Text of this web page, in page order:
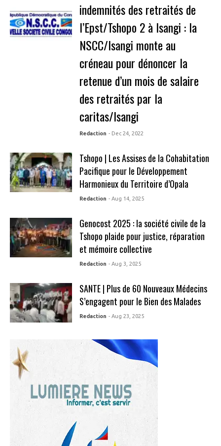
indemnités des retraités de
l’Epst/Tshopo 2 à Isangi : la
NSCC/Isangi monte au
créneau pour dénoncer la
retenue d’un mois de salaire
des retraités par la
caritas/Isangi
Redaction - Dec 24, 2022
Tshopo | Les Assises de la Cohabitation
Pacifique pour le Développement
Harmonieux du Territoire d’Opala
Redaction - Aug 14, 2025
Genocost 2025 : la société civile de la
Tshopo plaide pour justice, réparation
et mémoire collective
Redaction - Aug 3, 2025
SANTE | Plus de 60 Nouveaux Médecins
S’engagent pour le Bien des Malades
Redaction - Aug 23, 2025